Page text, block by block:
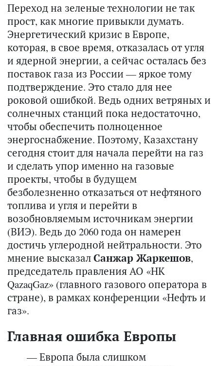
Переход на зеленые технологии не так
прост, как многие привыкли думать.
Энергетический кризис в Европе,
которая, в свое время, отказалась от угля
и ядерной энергии, а сейчас осталась без
поставок газа из России — яркое тому
подтверждение. Это стало для нее
роковой ошибкой. Ведь одних ветряных и
солнечных станций пока недостаточно,
чтобы обеспечить полноценное
энергоснабжение. Поэтому, Казахстану
сегодня стоит для начала перейти на газ
и сделать упор именно на газовые
проекты, чтобы в будущем
безболезненно отказаться от нефтяного
топлива и угля и перейти в
возобновляемым источникам энергии
(ВИЭ). Ведь до 2060 года он намерен
достичь углеродной нейтральности. Это
мнение высказалСанжар Жаркешов,
председатель правления АО «НК
QazaqGaz» (главного газового оператора в
стране), в рамках конференции «Нефть и
газ».
Главная ошибка Европы
— Европа была слишком